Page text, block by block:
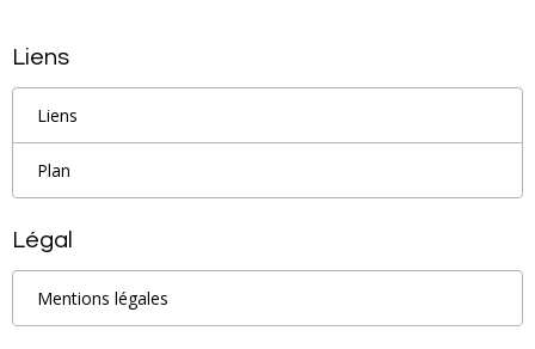
Liens
Liens
Plan
Légal
Mentions légales